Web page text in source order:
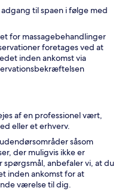
til spaen i følge med
for massagebehandlinger
foretages ved at
inden ankomst via
af en professionel vært,
eller et erhverv.
såsom
der muligvis ikke er
anbefaler vi, at du
inden ankomst for at
værelse til dig.